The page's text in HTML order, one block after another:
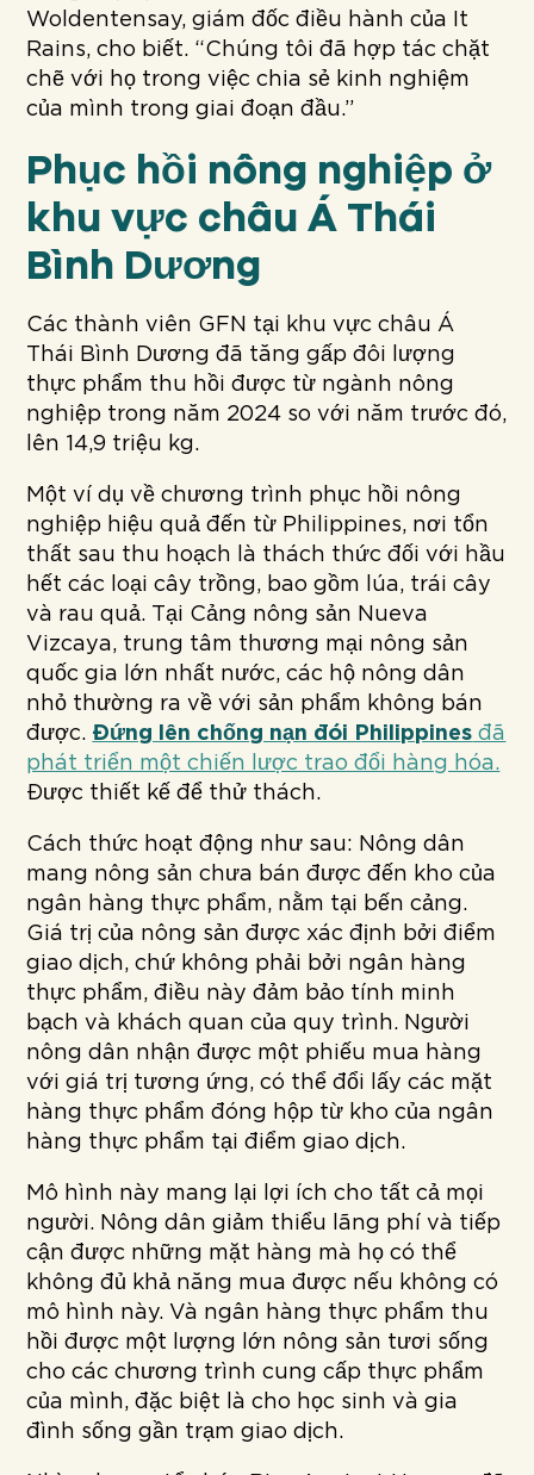
Woldentensay, giám đốc điều hành của It
Rains, cho biết. “Chúng tôi đã hợp tác chặt
chẽ với họ trong việc chia sẻ kinh nghiệm
của mình trong giai đoạn đầu.”
Phục hồi nông nghiệp ở
khu vực châu Á Thái
Bình Dương
Các thành viên GFN tại khu vực châu Á
Thái Bình Dương đã tăng gấp đôi lượng
thực phẩm thu hồi được từ ngành nông
nghiệp trong năm 2024 so với năm trước đó,
lên 14,9 triệu kg.
Một ví dụ về chương trình phục hồi nông
nghiệp hiệu quả đến từ Philippines, nơi tổn
thất sau thu hoạch là thách thức đối với hầu
hết các loại cây trồng, bao gồm lúa, trái cây
và rau quả. Tại Cảng nông sản Nueva
Vizcaya, trung tâm thương mại nông sản
quốc gia lớn nhất nước, các hộ nông dân
nhỏ thường ra về với sản phẩm không bán
được. Đứng lên chống nạn đói Philippines đã
phát triển một chiến lược trao đổi hàng hóa.
Được thiết kế để thử thách.
Cách thức hoạt động như sau: Nông dân
mang nông sản chưa bán được đến kho của
ngân hàng thực phẩm, nằm tại bến cảng.
Giá trị của nông sản được xác định bởi điểm
giao dịch, chứ không phải bởi ngân hàng
thực phẩm, điều này đảm bảo tính minh
bạch và khách quan của quy trình. Người
nông dân nhận được một phiếu mua hàng
với giá trị tương ứng, có thể đổi lấy các mặt
hàng thực phẩm đóng hộp từ kho của ngân
hàng thực phẩm tại điểm giao dịch.
Mô hình này mang lại lợi ích cho tất cả mọi
người. Nông dân giảm thiểu lãng phí và tiếp
cận được những mặt hàng mà họ có thể
không đủ khả năng mua được nếu không có
mô hình này. Và ngân hàng thực phẩm thu
hồi được một lượng lớn nông sản tươi sống
cho các chương trình cung cấp thực phẩm
của mình, đặc biệt là cho học sinh và gia
đình sống gần trạm giao dịch.